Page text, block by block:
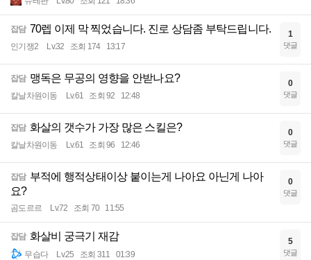
잡담 70렙 이제 막 찍었습니다. 진로 상담좀 부탁드립니다.
인기쟁2 Lv.32 조회 174 13:17
1
댓글
잡담 맹독은 무공의 영향을 안받나요?
칼날차원이동 Lv.61 조회 92 12:48
0
댓글
잡담 화살의 갯수가 가장 많은 스킬은?
칼날차원이동 Lv.61 조회 96 12:46
0
댓글
잡담 부적에 행적상태이상 붙이는게 나아요 아닌게 나아
요?
곰도르르 Lv.72 조회 70 11:55
0
댓글
잡담 화살비 궁극기 재감
무습다 Lv.25 조회 311 01:39
5
댓글